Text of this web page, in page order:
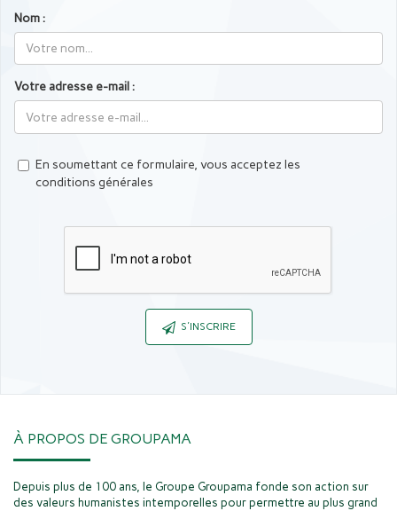
Nom :
Votre adresse e-mail :
En soumettant ce formulaire, vous acceptez les
conditions générales
S'INSCRIRE
À PROPOS DE GROUPAMA
Depuis plus de 100 ans, le Groupe Groupama fonde son action sur
des valeurs humanistes intemporelles pour permettre au plus grand